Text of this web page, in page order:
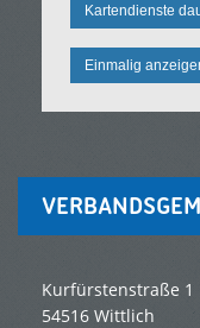
Kartendienste
Einmalig
Kurfürstenstraße 1
54516 Wittlich